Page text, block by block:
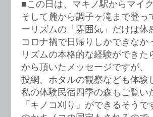
■この日は、マキノ駅からマイ
そして麓から調子ヶ滝まで登
ーリズムの「雰囲気」だけは
コロナ禍で日帰りしかできな
リズムの本格的な経験ができ
から頂いたメッセージですが
投網、ホタルの観察なども体
私の体験民宿四季の森もご覧
「キノコ刈り」ができるそう